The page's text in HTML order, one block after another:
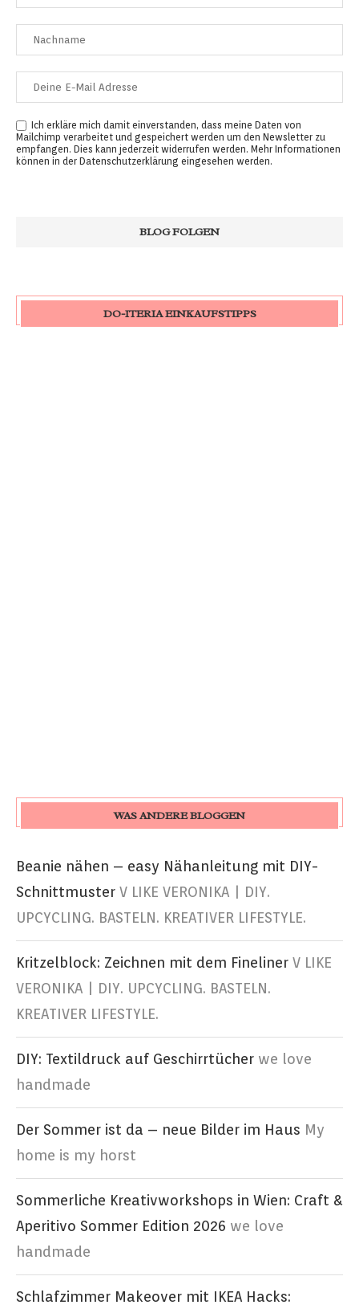
Ich erkläre mich damit einverstanden, dass meine Daten von
Mailchimp verarbeitet und gespeichert werden um den Newsletter zu
empfangen. Dies kann jederzeit widerrufen werden. Mehr Informationen
können in der Datenschutzerklärung eingesehen werden.
DO-ITERIA EINKAUFSTIPPS
WAS ANDERE BLOGGEN
Beanie nähen – easy Nähanleitung mit DIY-
Schnittmuster V LIKE VERONIKA | DIY.
UPCYCLING. BASTELN. KREATIVER LIFESTYLE.
Kritzelblock: Zeichnen mit dem Fineliner V LIKE
VERONIKA | DIY. UPCYCLING. BASTELN.
KREATIVER LIFESTYLE.
DIY: Textildruck auf Geschirrtücher we love
handmade
Der Sommer ist da – neue Bilder im Haus My
home is my horst
Sommerliche Kreativworkshops in Wien: Craft &
Aperitivo Sommer Edition 2026 we love
handmade
Schlafzimmer Makeover mit IKEA Hacks: